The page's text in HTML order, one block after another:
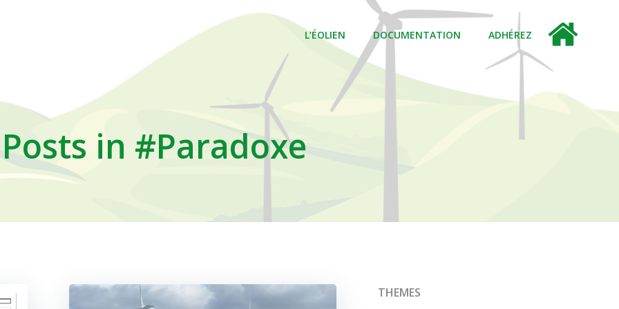
L’ÉOLIEN DOCUMENTATION ADHÉREZ
Posts in #Paradoxe
THEMES